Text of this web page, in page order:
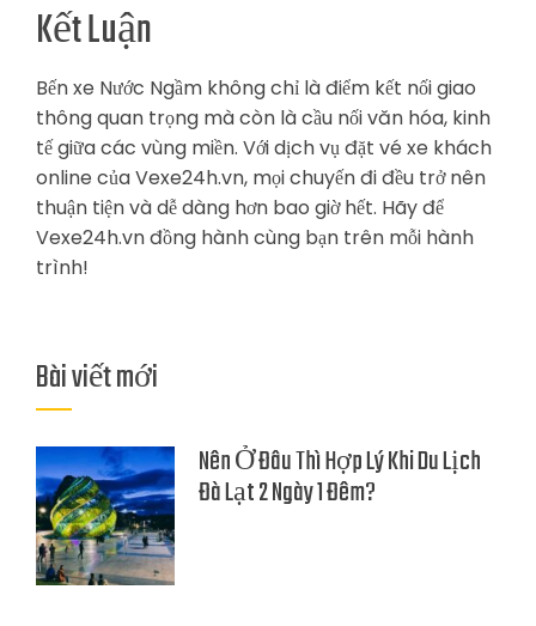
Kết Luận
Bến xe Nước Ngầm không chỉ là điểm kết nối giao
thông quan trọng mà còn là cầu nối văn hóa, kinh
tế giữa các vùng miền. Với dịch vụ đặt vé xe khách
online của Vexe24h.vn, mọi chuyến đi đều trở nên
thuận tiện và dễ dàng hơn bao giờ hết. Hãy để
Vexe24h.vn đồng hành cùng bạn trên mỗi hành
trình!
Bài viết mới
Nên Ở Đâu Thì Hợp Lý Khi Du Lịch
Đà Lạt 2 Ngày 1 Đêm?